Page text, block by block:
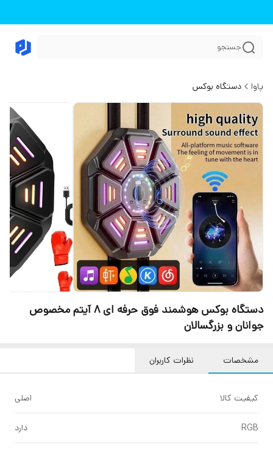
جستجو
پاوا دستگاه بوکس
دستگاه بوکس هوشمند فوق حرفه ای 8 آیتم مخصوص
جوانان و بزرگسالان
مشخصات نظرات کاربران
کیفیت کالا اصلی
RGB دارد